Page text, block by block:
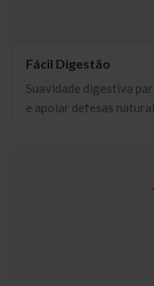
Fácil Digestão
Suavidade digestiva
e apoiar defesas